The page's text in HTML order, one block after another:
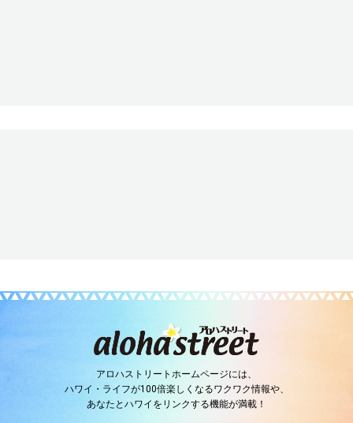
アロハストリートホームページには、
ハワイ・ライフが100倍楽しくなるワクワク情報や、
あなたとハワイをリンクする機能が満載！